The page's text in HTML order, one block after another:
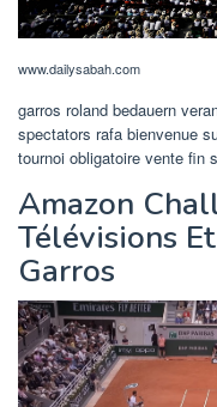
www.dailysabah.com
garros roland bedauern
spectators rafa bienvenue
tournoi obligatoire vente fin
Amazon
Télévisions
Garros